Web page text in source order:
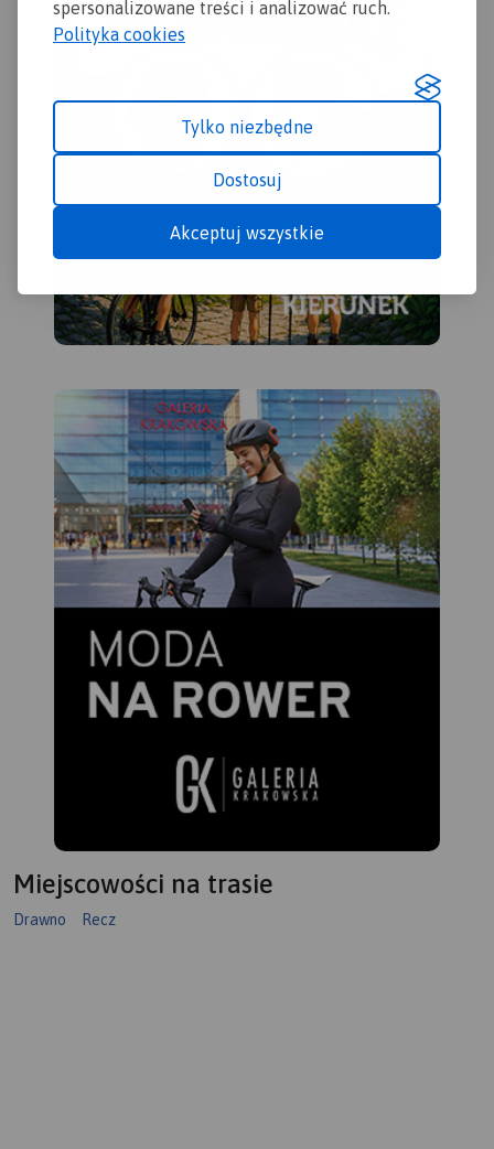
spersonalizowane treści i analizować ruch.
Polityka cookies
Tylko niezbędne
Dostosuj
Akceptuj wszystkie
Miejscowości na trasie
Drawno Recz